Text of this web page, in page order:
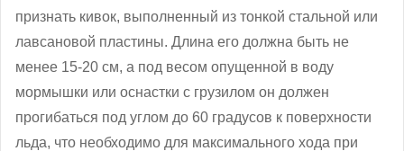
признать кивок, выполненный из тонкой стальной или
лавсановой пластины. Длина его должна быть не
менее 15-20 см, а под весом опущенной в воду
мормышки или оснастки с грузилом он должен
прогибаться под углом до 60 градусов к поверхности
льда, что необходимо для максимального хода при